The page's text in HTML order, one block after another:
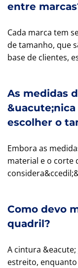
entre
Cada marca tem
de tamanho, que
base de clientes,
As medidas
&uacute;nica
escolher o
Embora as
material e o corte
Como devo
quadril?
A cintura
estreito,